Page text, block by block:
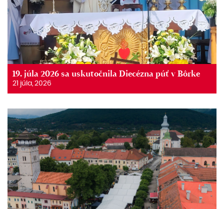
19. júla 2026 sa uskutočnila Diecézna púť v Bôrke
21 júla, 2026